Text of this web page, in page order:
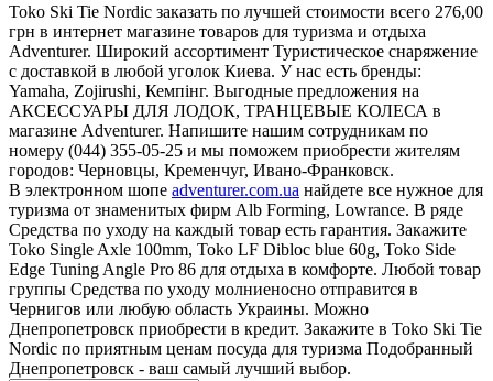
Toko Ski Tie Nordic заказать по лучшей стоимости всего 276,00
грн в интернет магазине товаров для туризма и отдыха
Adventurer. Широкий ассортимент Туристическое снаряжение
с доставкой в любой уголок Киева. У нас есть бренды:
Yamaha, Zojirushi, Кемпінг. Выгодные предложения на
АКСЕССУАРЫ ДЛЯ ЛОДОК, ТРАНЦЕВЫЕ КОЛЕСА в
магазине Adventurer. Напишите нашим сотрудникам по
номеру (044) 355-05-25 и мы поможем приобрести жителям
городов: Черновцы, Кременчуг, Ивано-Франковск.
В электронном шопе adventurer.com.ua найдете все нужное для
туризма от знаменитых фирм Alb Forming, Lowrance. В ряде
Средства по уходу на каждый товар есть гарантия. Закажите
Toko Single Axle 100mm, Toko LF Dibloc blue 60g, Toko Side
Edge Tuning Angle Pro 86 для отдыха в комфорте. Любой товар
группы Средства по уходу молниеносно отправится в
Чернигов или любую область Украины. Можно
Днепропетровск приобрести в кредит. Закажите в Toko Ski Tie
Nordic по приятным ценам посуда для туризма Подобранный
Днепропетровск - ваш самый лучший выбор.